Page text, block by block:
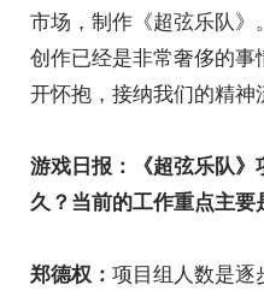
市场，制作《超弦乐队
创作已经是非常奢侈的
开怀抱，接纳我们的精神
游戏日报：《超弦乐队
久？当前的工作重点主要
郑德权： 项目组人数是逐